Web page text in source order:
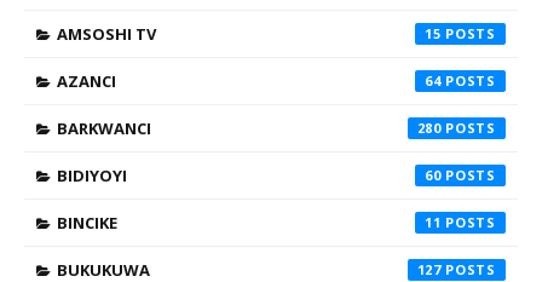
AMSOSHI TV 15
AZANCI 64
BARKWANCI 280
BIDIYOYI 60
BINCIKE 11
BUKUKUWA 127